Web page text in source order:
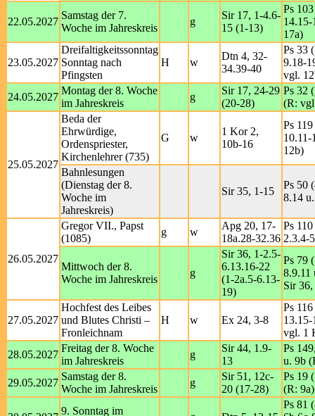
22.05.2027
Samstag der 7.
Woche im Jahreskreis
g
Sir 17, 1-4.6-
15 (1-13)
Ps
14.15-
17a)
23.05.2027
Dreifaltigkeitssonntag
Sonntag nach
Pfingsten
H w
Dtn 4, 32-
34.39-40
Ps 33
9.18-
vgl.
24.05.2027
Montag der 8. Woche
im Jahreskreis
g
Sir 17, 24-29
(20-28)
Ps 32
(R:
25.05.2027
Beda der
Ehrwürdige,
Ordenspriester,
Kirchenlehrer (735)
G w
1 Kor 2,
10b-16
Ps
10.11-
12b)
Bahnlesungen
(Dienstag der 8.
Woche im
Jahreskreis)
Sir 35, 1-15
Ps 50
8.14
26.05.2027
Gregor VII., Papst
(1085)
g w
Apg 20, 17-
18a.28-32.36
Ps
2.3.4-
Mittwoch der 8.
Woche im Jahreskreis
g
Sir 36, 1-2.5-
6.13.16-22
(1-2a.5-6.13-
19)
Ps 79
8.9.11
Sir
27.05.2027
Hochfest des Leibes
und Blutes Christi –
Fronleichnam
H w Ex 24, 3-8
Ps
vgl. 1
28.05.2027
Freitag der 8. Woche
im Jahreskreis
g
Sir 44, 1.9-
13
Ps
u. 9b
29.05.2027
Samstag der 8.
Woche im Jahreskreis
g
Sir 51, 12c-
20 (17-28)
Ps 19
(R: 9a)
9. Sonntag im
Ps 81